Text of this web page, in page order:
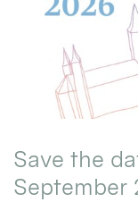
Save the
September